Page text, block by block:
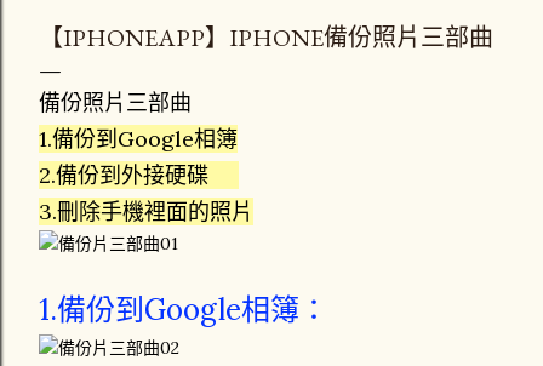
【IPHONEAPP】IPHONE備份照片三部曲
備份照片三部曲
1.備份到Google相簿
2.備份到外接硬碟
3.刪除手機裡面的照片
1.備份到Google相簿：